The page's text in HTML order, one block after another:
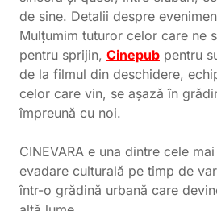
de sine. Detalii despre
Mulțumim tuturor celor care ne
pentru sprijin, Cinepub pentru
de la filmul din deschidere,
celor care vin, se așază în
împreună cu noi.
CINEVARA e una dintre cele
evadare culturală pe timp de
într-o grădină urbană care